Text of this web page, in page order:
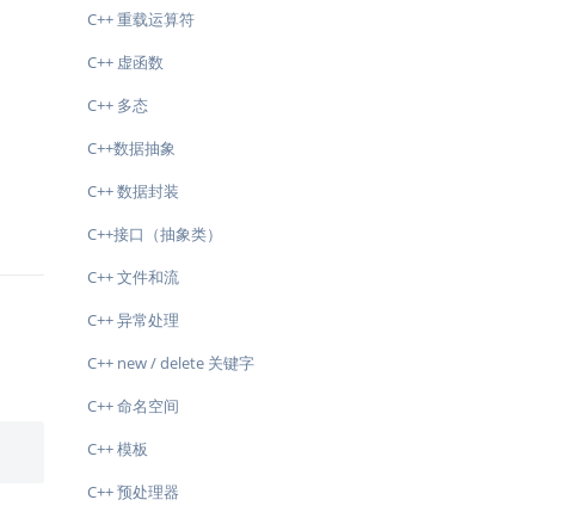
C++ 重载运算符
C++ 虚函数
C++ 多态
C++数据抽象
C++ 数据封装
C++接口（抽象类）
C++ 文件和流
C++ 异常处理
C++ new / delete 关键字
C++ 命名空间
C++ 模板
C++ 预处理器